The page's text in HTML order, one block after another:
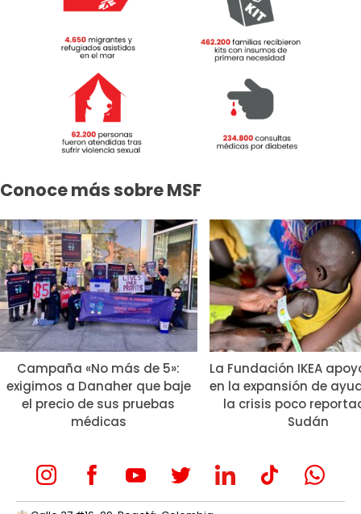
Conoce más sobre MSF
Campaña «No más de 5»:
exigimos a Danaher que baje
el precio de sus pruebas
médicas
La Fundación IKEA
en la expansión de
la crisis poco
Sudán